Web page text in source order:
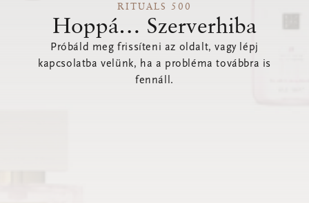
RITUALS 500
Hoppá… Szerverhiba
Próbáld meg frissíteni az oldalt, vagy lépj
kapcsolatba velünk, ha a probléma továbbra is
fennáll.